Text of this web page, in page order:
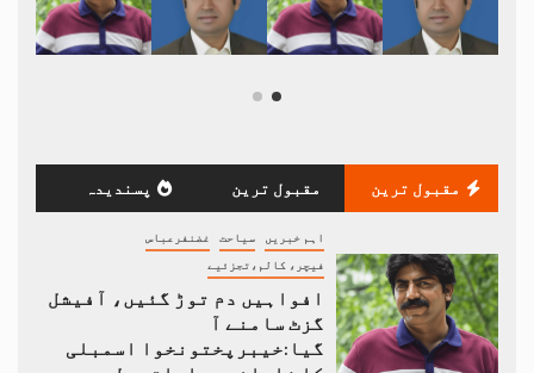
مقبول ترین مقبول ترین پسندیدہ
اہم خبریں سیاحت غضنفرعباس
فیچر، کالم،تجزئیے
افواہیں دم توڑ گئیں، آفیشل
گزٹ سامنے آ
گیا:خیبرپختونخوا اسمبلی